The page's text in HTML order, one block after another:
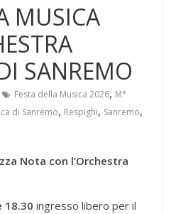
MUSICA
SANREMO
Festa della Musica 2026, M°
di Sanremo, Respighi, Sanremo,
Nota con l’Orchestra
18.30 ingresso libero per il